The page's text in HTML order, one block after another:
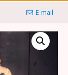
E-mail